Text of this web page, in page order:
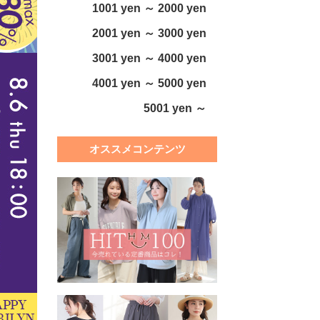
1001 yen ～ 2000 yen
2001 yen ～ 3000 yen
3001 yen ～ 4000 yen
4001 yen ～ 5000 yen
5001 yen ～
オススメコンテンツ